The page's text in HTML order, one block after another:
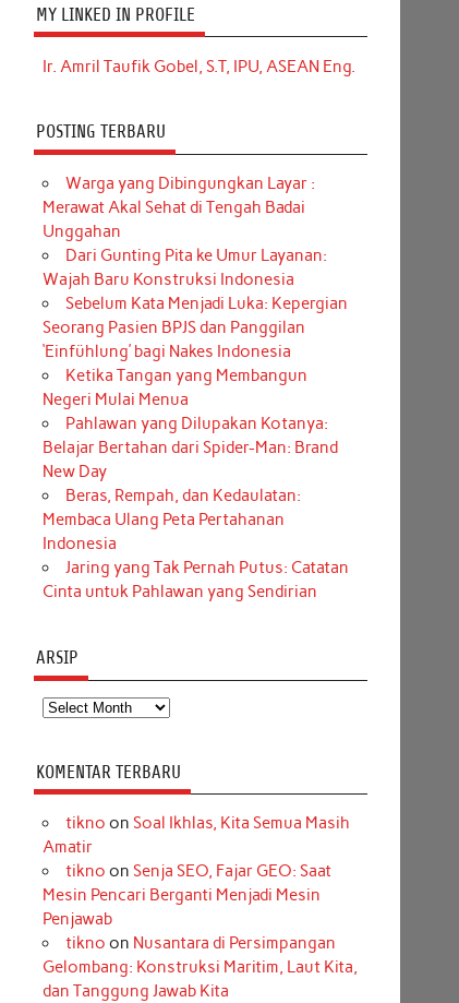
MY LINKED IN PROFILE
Ir. Amril Taufik Gobel, S.T, IPU, ASEAN Eng.
POSTING TERBARU
Warga yang Dibingungkan Layar :
Merawat Akal Sehat di Tengah Badai
Unggahan
Dari Gunting Pita ke Umur Layanan:
Wajah Baru Konstruksi Indonesia
Sebelum Kata Menjadi Luka: Kepergian
Seorang Pasien BPJS dan Panggilan
‘Einfühlung’ bagi Nakes Indonesia
Ketika Tangan yang Membangun
Negeri Mulai Menua
Pahlawan yang Dilupakan Kotanya:
Belajar Bertahan dari Spider-Man: Brand
New Day
Beras, Rempah, dan Kedaulatan:
Membaca Ulang Peta Pertahanan
Indonesia
Jaring yang Tak Pernah Putus: Catatan
Cinta untuk Pahlawan yang Sendirian
ARSIP
Arsip
KOMENTAR TERBARU
tikno on Soal Ikhlas, Kita Semua Masih
Amatir
tikno on Senja SEO, Fajar GEO: Saat
Mesin Pencari Berganti Menjadi Mesin
Penjawab
tikno on Nusantara di Persimpangan
Gelombang: Konstruksi Maritim, Laut Kita,
dan Tanggung Jawab Kita